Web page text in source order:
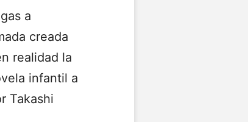
a
creada
realidad la
infantil a
Takashi